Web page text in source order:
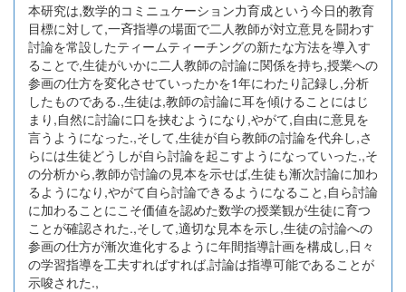
本研究は,数学的コミニュケーション力育成という今日的教育
目標に対して,一斉指導の場面で二人教師が対立意見を闘わす
討論を常設したティームティーチングの新たな方法を導入す
ることで,生徒がいかに二人教師の討論に関係を持ち,授業への
参画の仕方を変化させていったかを1年にわたり記録し,分析
したものである.,生徒は,教師の討論に耳を傾けることにはじ
まり,自然に討論に口を挟むようになり,やがて,自由に意見を
言うようになった.,そして,生徒が自ら教師の討論を代弁し,さ
らには生徒どうしが自ら討論を起こすようになっていった.,そ
の分析から,教師が討論の見本を示せば,生徒も漸次討論に加わ
るようになり,やがて自ら討論できるようになること,自ら討論
に加わることにこそ価値を認めた数学の授業観が生徒に育つ
ことが確認された.,そして,適切な見本を示し,生徒の討論への
参画の仕方が漸次進化するように年間指導計画を構成し,日々
の学習指導を工夫すればすれば,討論は指導可能であることが
示唆された.,